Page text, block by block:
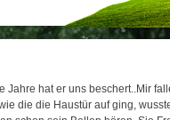
hat er uns beschert..Mir
die die Haustür auf ging,